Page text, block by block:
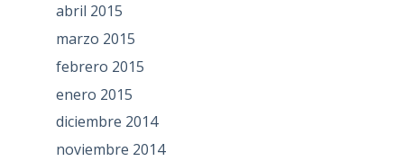
abril 2015
marzo 2015
febrero 2015
enero 2015
diciembre 2014
noviembre 2014